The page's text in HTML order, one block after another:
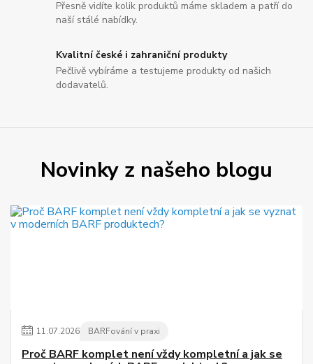
Přesně vidíte kolik produktů máme skladem a patří do
naší stálé nabídky.
Kvalitní české i zahraniční produkty
Pečlivě vybíráme a testujeme produkty od našich
dodavatelů.
Novinky z našeho blogu
11.07.2026 BARFování v praxi
Proč BARF komplet není vždy kompletní a jak se